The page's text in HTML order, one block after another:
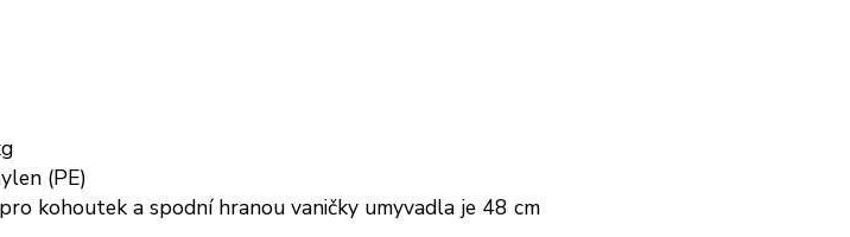
(PE)
kohoutek a spodní hranou vaničky umyvadla je 48 cm